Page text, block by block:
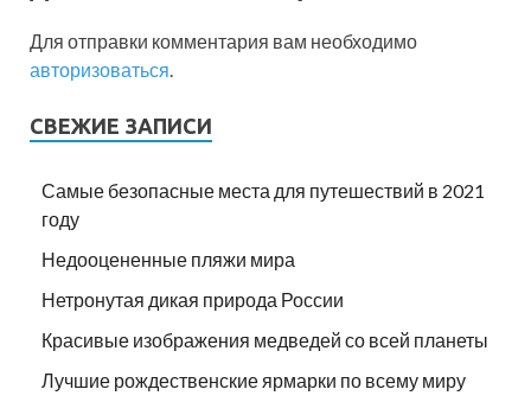
Для отправки комментария вам необходимо
авторизоваться
СВЕЖИЕ ЗАПИСИ
Самые безопасные места для путешествий в 2021
году
Недооцененные пляжи мира
Нетронутая дикая природа России
Красивые изображения медведей со всей планеты
Лучшие рождественские ярмарки по всему миру